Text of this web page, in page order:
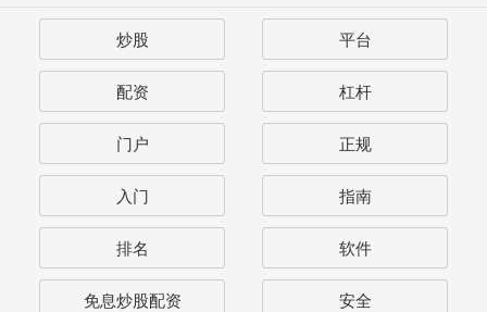
炒股 平台
配资 杠杆
门户 正规
入门 指南
排名 软件
免息炒股配资 安全